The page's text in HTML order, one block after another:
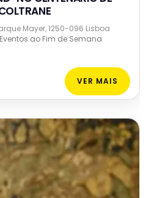
Mayer, 1250-096 Lisboa
Eventos ao Fim de Semana
VER MAIS